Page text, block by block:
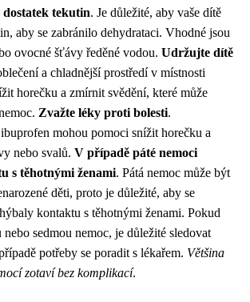
dostatek tekutin. Je důležité, aby vaše dítě
aby se zabránilo dehydrataci. Vhodné jsou
ovocné šťávy ředěné vodou. Udržujte dítě
a chladnější prostředí v místnosti
horečku a zmírnit svědění, které může
Zvažte léky proti bolesti.
mohou pomoci snížit horečku a
nebo svalů. V případě páté nemoci
s těhotnými ženami. Pátá nemoc může být
děti, proto je důležité, aby se
kontaktu s těhotnými ženami. Pokud
nebo sedmou nemoc, je důležité sledovat
potřeby se poradit s lékařem. Většina
zotaví bez komplikací.